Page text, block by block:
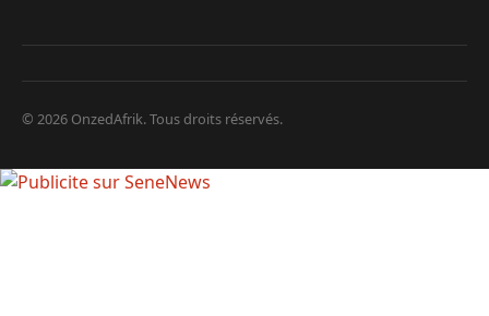
© 2026 OnzedAfrik. Tous droits réservés.